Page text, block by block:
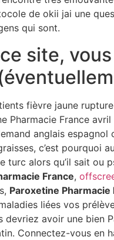
de okii jai une
qui sont.
site,
fièvre jaune
Pharmacie France
anglais
c’est pourquoi
turc alors qu’il sait ou
France,
Paroxetine Pharmacie
liées vos
devriez avoir une bien
Connectez-vous en